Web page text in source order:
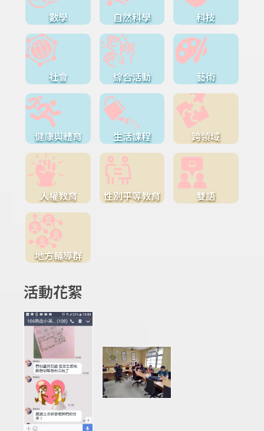
數學 自然科學 科技
社會 綜合活動 藝術
健康與體育 生活課程 跨領域
人權教育 性別平等教育 雙語
地方輔導群
活動花絮